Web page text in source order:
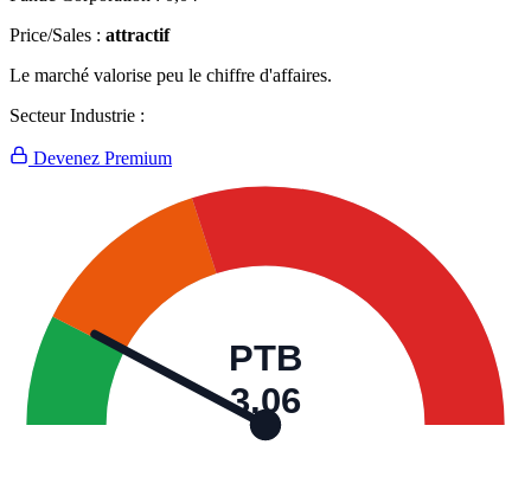
Price/Sales : attractif
Le marché valorise peu le chiffre d'affaires.
Secteur Industrie :
Devenez Premium
PTB
3,06